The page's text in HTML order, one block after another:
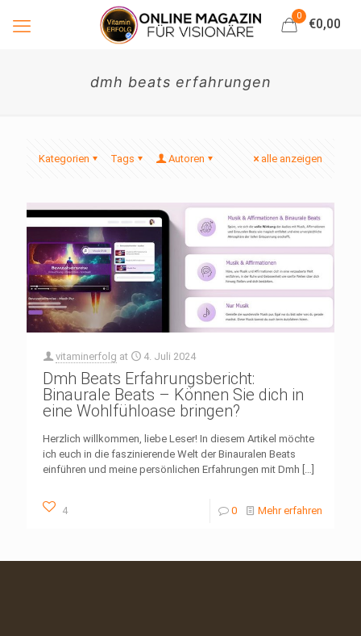
0
€0,00
dmh beats erfahrungen
Kategorien Tags Autoren alle anzeigen
vitaminerfolg at 4. Juli 2024
Dmh Beats Erfahrungsbericht:
Binaurale Beats – Können Sie dich in
eine Wohlfühloase bringen?
Herzlich willkommen, liebe Leser! In diesem Artikel möchte
ich euch in die faszinierende Welt der Binauralen Beats
einführen und meine persönlichen Erfahrungen mit Dmh
4 0 Mehr erfahren